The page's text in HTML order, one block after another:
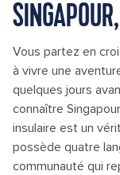
Vous partez en
à vivre une
quelques jours
connaître
insulaire est un
possède quatre
communauté qui